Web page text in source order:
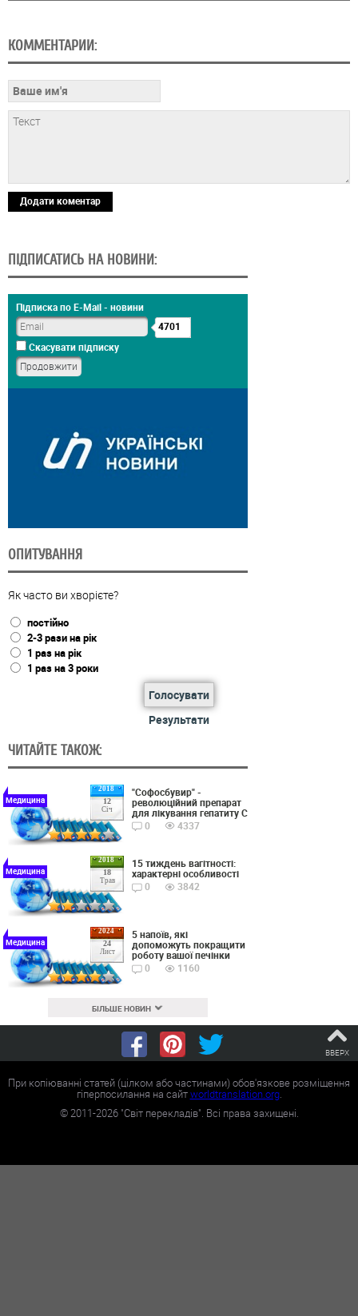
КОММЕНТАРИИ:
Додати коментар
ПІДПИСАТИСЬ НА НОВИНИ:
Підписка по E-Mail - новини
4701
Скасувати підписку
ОПИТУВАННЯ
Як часто ви хворієте?
постійно
2-3 рази на рік
1 раз на рік
1 раз на 3 роки
Голосувати
Результати
ЧИТАЙТЕ ТАКОЖ:
2018
12
Січ
Медицина
"Софосбувир" -
революційний препарат
для лікування гепатиту С
0
4337
2018
18
Трав
Медицина
15 тиждень вагітності:
характерні особливості
0
3842
2024
24
Лист
Медицина
5 напоїв, які
допоможуть покращити
роботу вашої печінки
0
1160
БІЛЬШЕ НОВИН
ВВЕРХ
При копіюванні статей (цілком або частинами) обов'язкове розміщення
гіперпосилання на сайтworldtranslation.org.
©2011-2026"Світ перекладів". Всі права захищені.